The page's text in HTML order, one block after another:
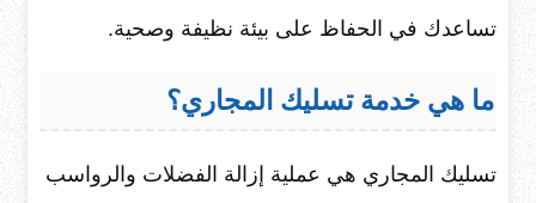
تساعدك في الحفاظ على بيئة نظيفة وصحية.
ما هي خدمة تسليك المجاري؟
تسليك المجاري هي عملية إزالة الفضلات والرواسب